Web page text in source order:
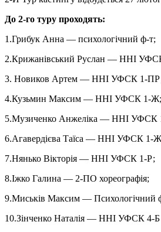
До 2-го туру проходять:
1.Грибук Анна — психологічний ф-т;
2.Крижанівський Руслан — ННІ
3. Новиков Артем — ННІ УФСК 1-
4.Кузьмин Максим — ННІ УФСК 1-Ж;
5.Музиченко Анжеліка — ННІ УФСК
6.Агавердієва Таїса — ННІ УФСК 1-
7.Нянько Вікторія — ННІ УФСК 1-Р;
8.Іжко Галина — 2-ПО хореографія;
9.Миськів Максим — Психологічний
10.Зінченко Наталія — ННІ УФСК 4-Б